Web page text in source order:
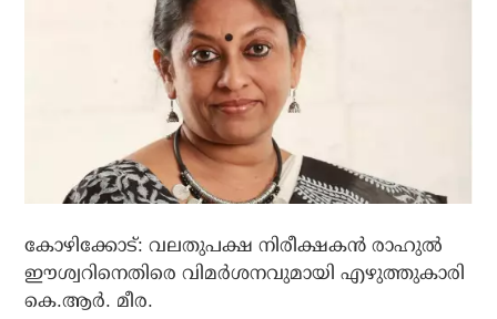
കോഴിക്കോട്: വലതുപക്ഷ നിരീക്ഷകന്‍ രാഹുല്‍
ഈശ്വറിനെതിരെ വിമര്‍ശനവുമായി എഴുത്തുകാരി
കെ.ആര്‍. മീര.